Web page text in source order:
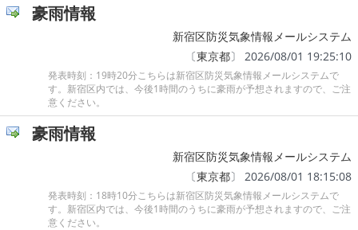
豪雨情報
新宿区防災気象情報メールシステム
〔東京都〕 2026/08/01 19:25:10
発表時刻：19時20分こちらは新宿区防災気象情報メールシステムで
す。新宿区内では、今後1時間のうちに豪雨が予想されますので、ご注
意ください。
豪雨情報
新宿区防災気象情報メールシステム
〔東京都〕 2026/08/01 18:15:08
発表時刻：18時10分こちらは新宿区防災気象情報メールシステムで
す。新宿区内では、今後1時間のうちに豪雨が予想されますので、ご注
意ください。